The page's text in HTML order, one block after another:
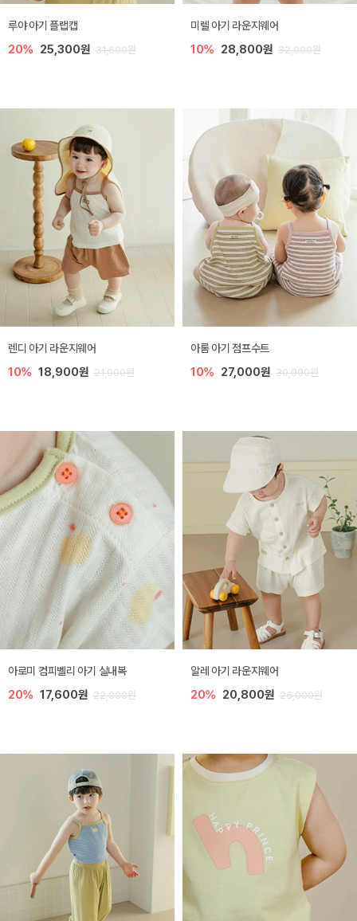
루야 아기 플랩캡
20% 25,300원 31,600원
미렐 아기 라운지웨어
10% 28,800원 32,000원
렌디 아기 라운지웨어
10% 18,900원 21,000원
아롬 아기 점프수트
10% 27,000원 30,000원
아로미 컴피벨리 아기 실내복
20% 17,600원 22,000원
알레 아기 라운지웨어
20% 20,800원 26,000원